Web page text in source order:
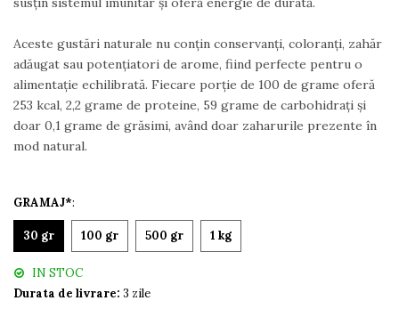
Aceste gustări naturale nu conțin conservanți, coloranți, zahăr
adăugat sau potențiatori de arome, fiind perfecte pentru o
alimentație echilibrată. Fiecare porție de 100 de grame oferă
253 kcal, 2,2 grame de proteine, 59 grame de carbohidrați și
doar 0,1 grame de grăsimi, având doar zaharurile prezente în
mod natural.
GRAMAJ*:
30 gr 100 gr 500 gr 1 kg
IN STOC
Durata de livrare: 3 zile